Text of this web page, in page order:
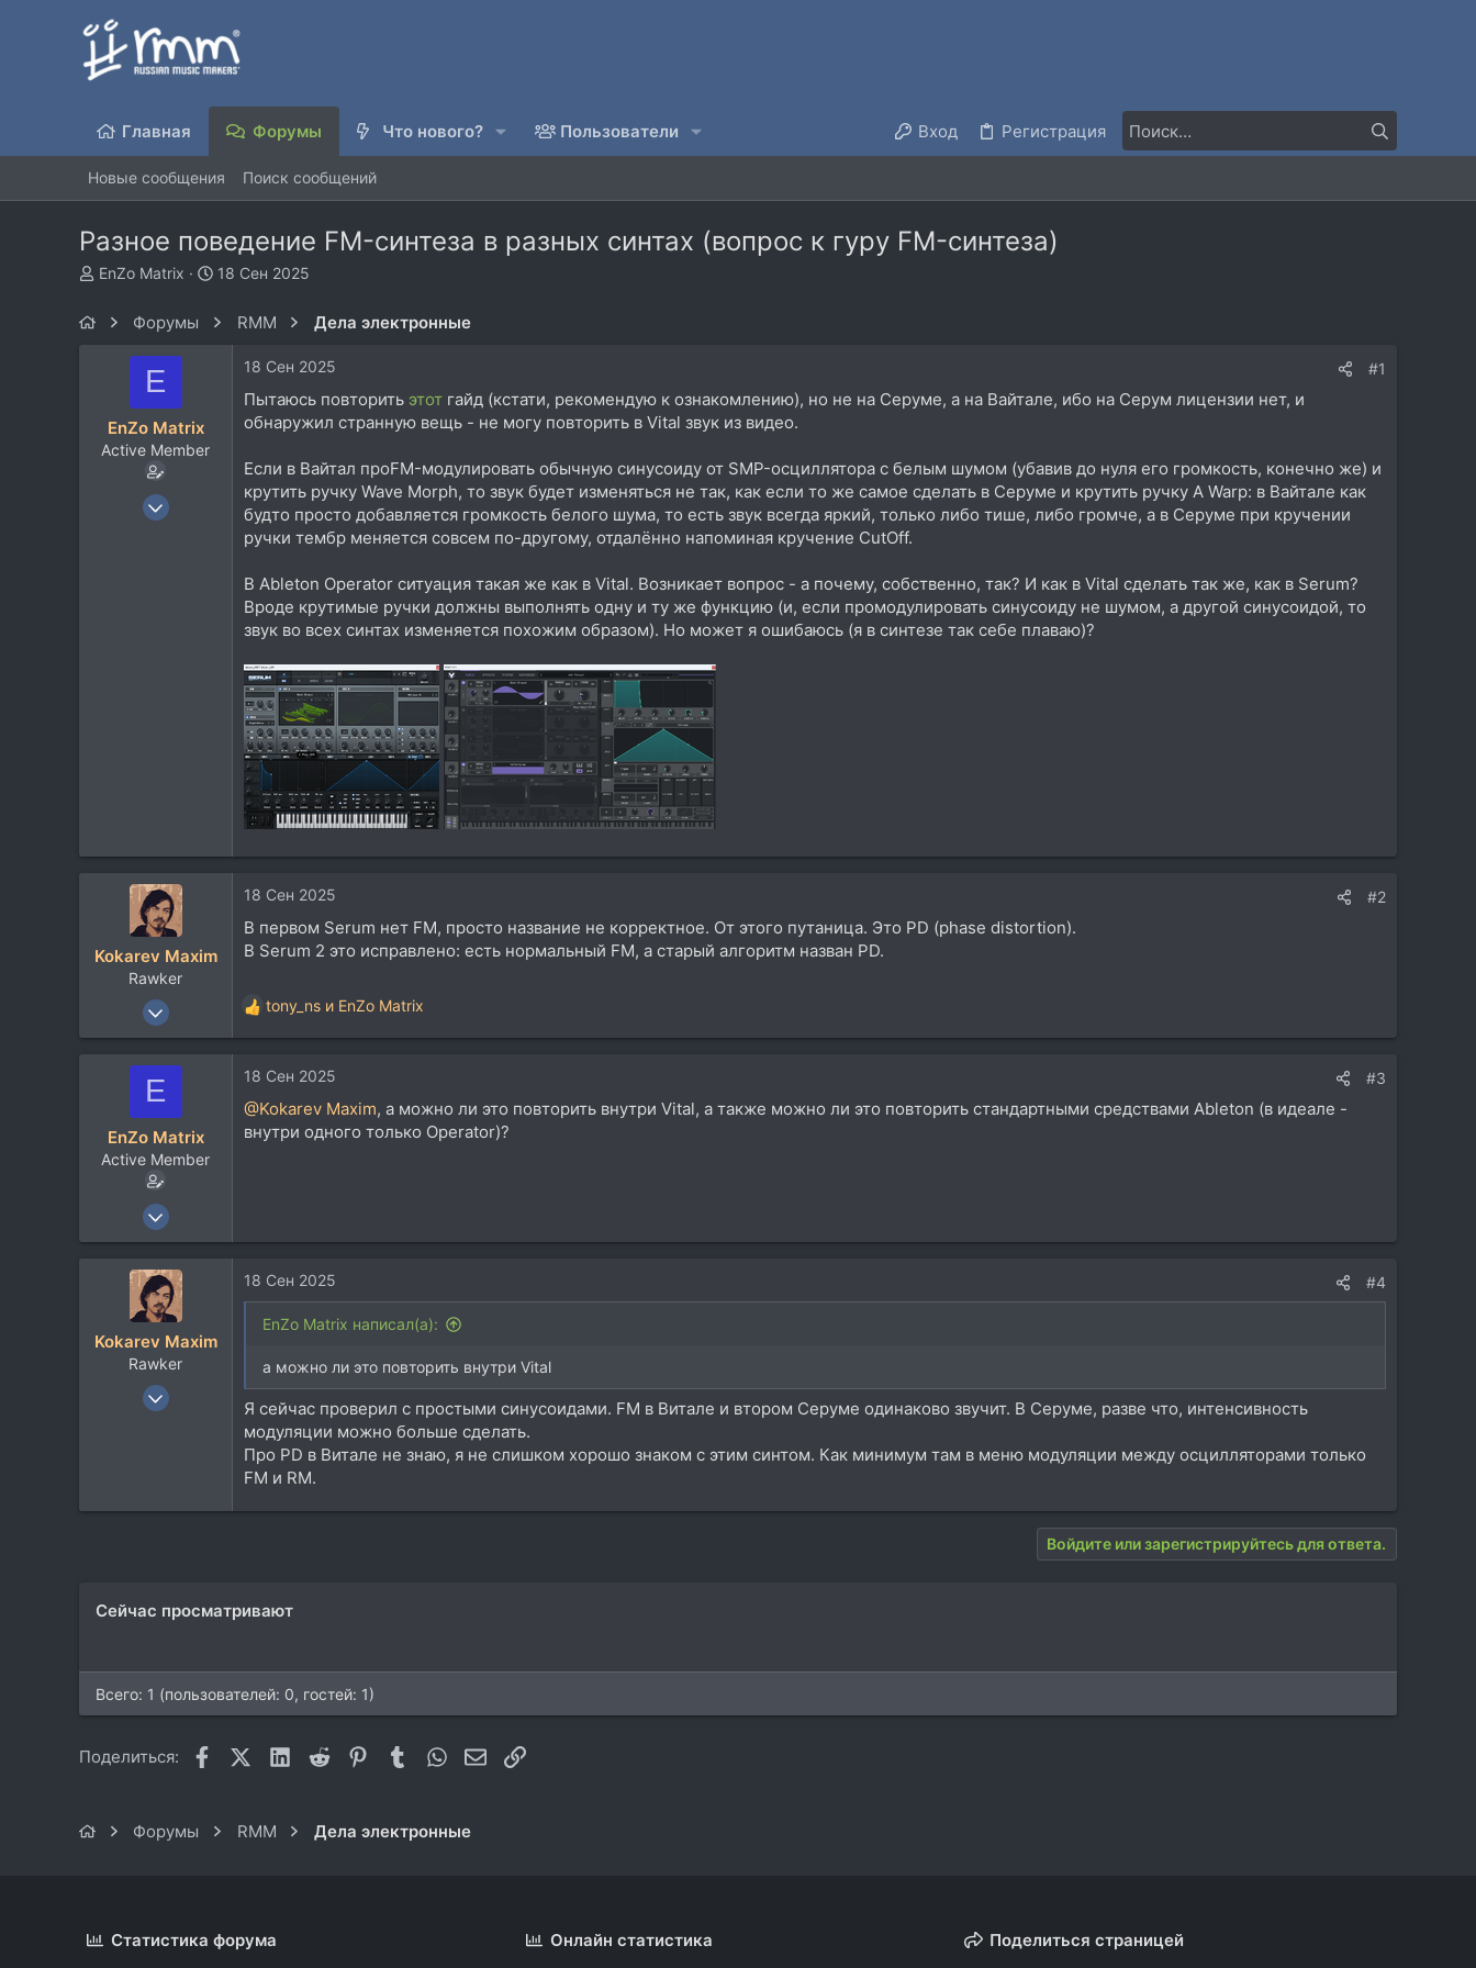
Главная Форумы Что нового? Пользователи Вход Регистрация
Новые сообщения Поиск сообщений
Разное поведение FM-синтеза в разных синтах (вопрос к гуру FM-синтеза)
А
м
ы
EnZo Matrix
Д
18 Сен 2025
Форумы RMM Дела электронные
E
EnZo Matrix
Active Member
19 Июл 2021
18 Сен 2025 #1
Пытаюсь повторить этот гайд (кстати, рекомендую к ознакомлению), но не на Серуме, а на Вайтале, ибо на Серум лицензии нет, и
обнаружил странную вещь - не могу повторить в Vital звук из видео.
Если в Вайтал проFM-модулировать обычную синусоиду от SMP-осциллятора с белым шумом (убавив до нуля его громкость, конечно же) и
крутить ручку Wave Morph, то звук будет изменяться не так, как если то же самое сделать в Серуме и крутить ручку A Warp: в Вайтале как
будто просто добавляется громкость белого шума, то есть звук всегда яркий, только либо тише, либо громче, а в Серуме при кручении
ручки тембр меняется совсем по-другому, отдалённо напоминая кручение CutOff.
В Ableton Operator ситуация такая же как в Vital. Возникает вопрос - а почему, собственно, так? И как в Vital сделать так же, как в Serum?
Вроде крутимые ручки должны выполнять одну и ту же функцию (и, если промодулировать синусоиду не шумом, а другой синусоидой, то
звук во всех синтах изменяется похожим образом). Но может я ошибаюсь (я в синтезе так себе плаваю)?
Kokarev Maxim
Rawker
13 Май 2007
6.437
Барнаул
18 Сен 2025 #2
В первом Serum нет FM, просто название не корректное. От этого путаница. Это PD (phase distortion).
В Serum 2 это исправлено: есть нормальный FM, а старый алгоритм назван PD.
Р
е
к
ц
и
и
tony_ns и EnZo Matrix
E
EnZo Matrix
Active Member
19 Июл 2021
18 Сен 2025 #3
@Kokarev Maxim, а можно ли это повторить внутри Vital, а также можно ли это повторить стандартными средствами Ableton (в идеале -
внутри одного только Operator)?
Kokarev Maxim
Rawker
13 Май 2007
18 Сен 2025 #4
EnZo Matrix написал(а):
а можно ли это повторить внутри Vital
Я сейчас проверил с простыми синусоидами. FM в Витале и втором Серуме одинаково звучит. В Серуме, разве что, интенсивность
модуляции можно больше сделать.
Про PD в Витале не знаю, я не слишком хорошо знаком с этим синтом. Как минимум там в меню модуляции между осцилляторами только
FM и RM.
Войдите или зарегистрируйтесь для ответа.
Сейчас просматривают
Всего: 1 (пользователей: 0, гостей: 1)
Поделиться: FacebookX (Twitter)
LinkedIn
Reddit Pinterest
TumblrWhatsAppЭлектронная почта
Ссылка
Форумы RMM Дела электронные
Статистика форума Онлайн статистика Поделиться страницей